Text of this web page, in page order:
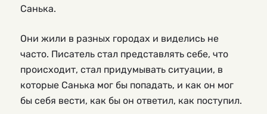
Санька.
Они жили в разных городах и виделись не
часто. Писатель стал представлять себе, что
происходит, стал придумывать ситуации, в
которые Санька мог бы попадать, и как он мог
бы себя вести, как бы он ответил, как поступил.